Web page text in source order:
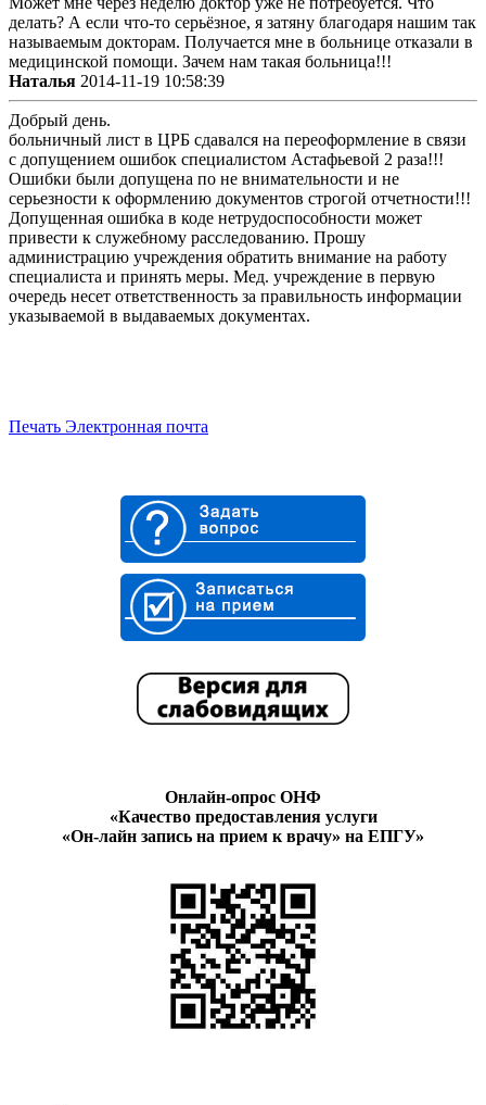
делать? А если что-то серьёзное, я затяну благодаря нашим так
называемым докторам. Получается мне в больнице отказали в
медицинской помощи. Зачем нам такая больница!!!
Наталья 2014-11-19 10:58:39
Добрый день.
больничный лист в ЦРБ сдавался на переоформление в связи
с допущением ошибок специалистом Астафьевой 2 раза!!!
Ошибки были допущена по не внимательности и не
серьезности к оформлению документов строгой отчетности!!!
Допущенная ошибка в коде нетрудоспособности может
привести к служебному расследованию. Прошу
администрацию учреждения обратить внимание на работу
специалиста и принять меры. Мед. учреждение в первую
очередь несет ответственность за правильность информации
указываемой в выдаваемых документах.
Печать Электронная почта
Онлайн-опрос ОНФ
«Качество предоставления услуги
«Он-лайн запись на прием к врачу» на ЕПГУ»